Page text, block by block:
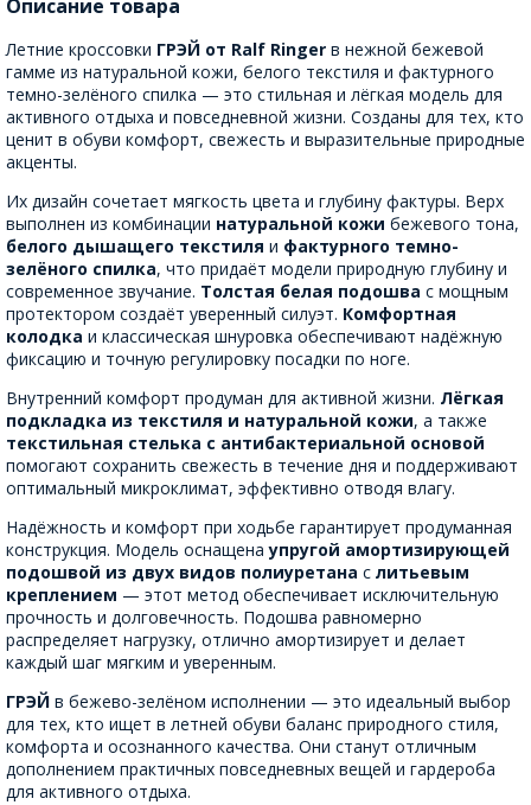
Описание товара
Летние кроссовки ГРЭЙ от Ralf Ringer в нежной бежевой
гамме из натуральной кожи, белого текстиля и фактурного
темно-зелёного спилка — это стильная и лёгкая модель для
активного отдыха и повседневной жизни. Созданы для тех, кто
ценит в обуви комфорт, свежесть и выразительные природные
акценты.
Их дизайн сочетает мягкость цвета и глубину фактуры. Верх
выполнен из комбинации натуральной кожи бежевого тона,
белого дышащего текстиля и фактурного темно-
зелёного спилка, что придаёт модели природную глубину и
современное звучание. Толстая белая подошва с мощным
протектором создаёт уверенный силуэт. Комфортная
колодка и классическая шнуровка обеспечивают надёжную
фиксацию и точную регулировку посадки по ноге.
Внутренний комфорт продуман для активной жизни. Лёгкая
подкладка из текстиля и натуральной кожи, а также
текстильная стелька с антибактериальной основой
помогают сохранить свежесть в течение дня и поддерживают
оптимальный микроклимат, эффективно отводя влагу.
Надёжность и комфорт при ходьбе гарантирует продуманная
конструкция. Модель оснащенаупругой амортизирующей
подошвой из двух видов полиуретана с литьевым
креплением — этот метод обеспечивает исключительную
прочность и долговечность. Подошва равномерно
распределяет нагрузку, отлично амортизирует и делает
каждый шаг мягким и уверенным.
ГРЭЙ в бежево-зелёном исполнении — это идеальный выбор
для тех, кто ищет в летней обуви баланс природного стиля,
комфорта и осознанного качества. Они станут отличным
дополнением практичных повседневных вещей и гардероба
для активного отдыха.